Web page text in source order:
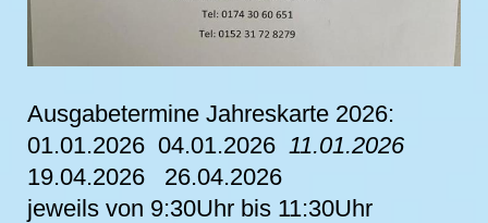
Ausgabetermine Jahreskarte 2026:
01.01.2026 04.01.2026 11.01.2026
19.04.2026 26.04.2026
jeweils von 9:30Uhr bis 11:30Uhr